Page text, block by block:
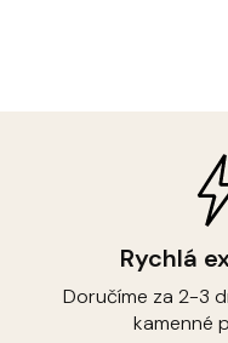
Rychlá
Doručíme za 2-3
kamenné